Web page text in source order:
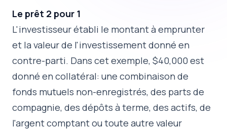
Le prêt 2 pour 1
L'investisseur établi le montant à emprunter
et la valeur de l'investissement donné en
contre-parti. Dans cet exemple, $40,000 est
donné en collatéral: une combinaison de
fonds mutuels non-enregistrés, des parts de
compagnie, des dépôts à terme, des actifs, de
l'argent comptant ou toute autre valeur